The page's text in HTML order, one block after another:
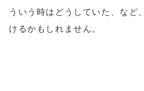
ういう時はどうしていた、など
けるかもしれません。